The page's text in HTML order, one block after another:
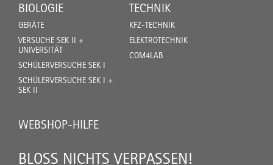
BIOLOGIE
GERÄTE
VERSUCHE SEK II +
UNIVERSITÄT
SCHÜLERVERSUCHE SEK I
SCHÜLERVERSUCHE SEK I +
SEK II
TECHNIK
KFZ-TECHNIK
ELEKTROTECHNIK
COM4LAB
WEBSHOP-HILFE
BLOSS NICHTS VERPASSEN!